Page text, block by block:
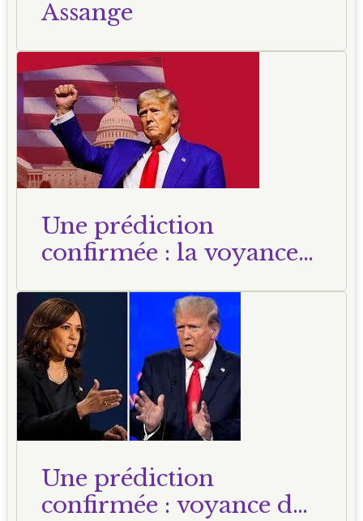
Assange
Une prédiction
confirmée : la voyance
Une prédiction
confirmée : voyance du